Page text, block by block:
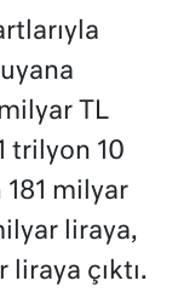
TL
trilyon 10
milyar
liraya,
çıktı.